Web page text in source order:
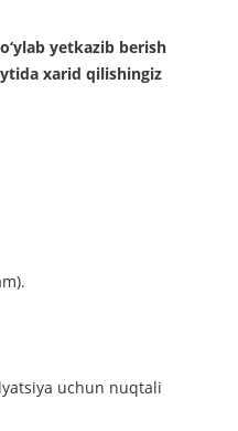
yetkazib berish
xarid qilishingiz
uchun nuqtali